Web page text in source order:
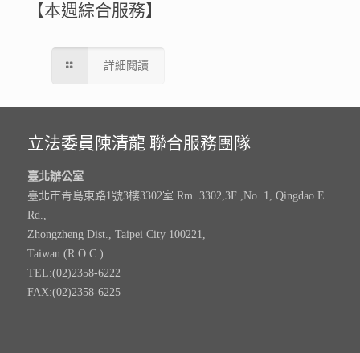
【本週綜合服務】
詳細閱讀
立法委員陳清龍 聯合服務團隊
臺北辦公室
臺北市青島東路1號3樓3302室 Rm. 3302,3F ,No. 1, Qingdao E.
Rd.,
Zhongzheng Dist., Taipei City 100221,
Taiwan (R.O.C.)
TEL:(02)2358-6222
FAX:(02)2358-6225